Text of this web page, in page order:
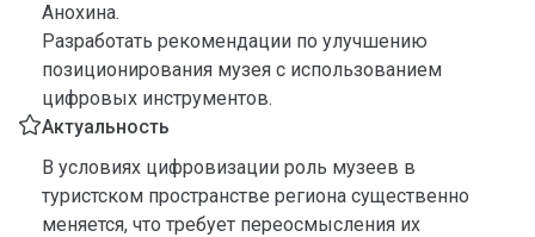
Анохина.
Разработать рекомендации по улучшению
позиционирования музея с использованием
цифровых инструментов.
Актуальность
В условиях цифровизации роль музеев в
туристском пространстве региона существенно
меняется, что требует переосмысления их